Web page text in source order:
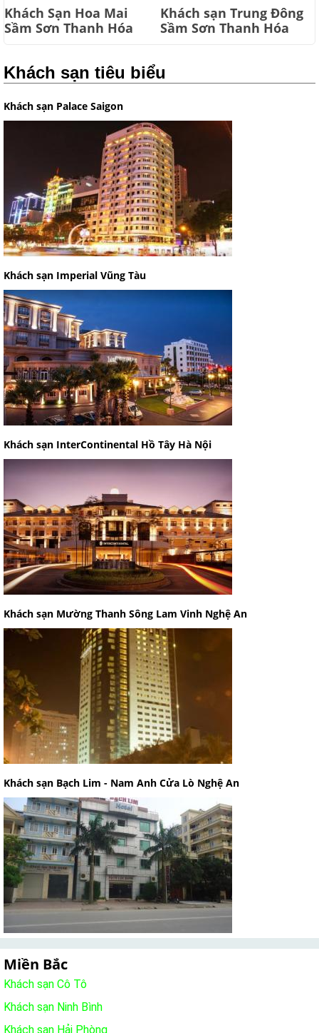
Khách Sạn Hoa Mai
Sầm Sơn Thanh Hóa
Khách sạn Trung Đông
Sầm Sơn Thanh Hóa
Khách sạn tiêu biểu
Khách sạn Palace Saigon
Khách sạn Imperial Vũng Tàu
Khách sạn InterContinental Hồ Tây Hà Nội
Khách sạn Mường Thanh Sông Lam Vinh Nghệ An
Khách sạn Bạch Lim - Nam Anh Cửa Lò Nghệ An
Miền Bắc
Khách sạn Cô Tô
Khách sạn Ninh Bình
Khách sạn Hải Phòng